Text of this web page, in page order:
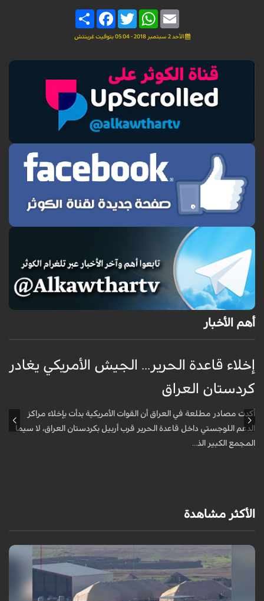
Share
FacebookTwitter
WhatsAppEmail
الأحد 2 سبتمبر 2018 - 05:04 بتوقيت غرينتش
أهم الأخبار
إخلاء قاعدة الحرير... الجيش الأمريكي يغادر
كردستان العراق
أكدت مصادر مطلعة في العراق أن القوات الأمريكية بدأت بإخلاء مراكز
الدعم اللوجستي داخل قاعدة الحرير قرب أربيل بكردستان العراق، لا سيما
المجمع الكبير الذ...
الأكثر مشاهدة